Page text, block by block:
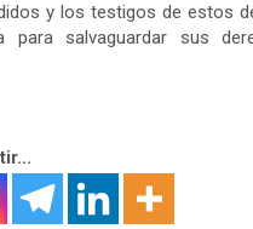
y los testigos de estos
para salvaguardar sus